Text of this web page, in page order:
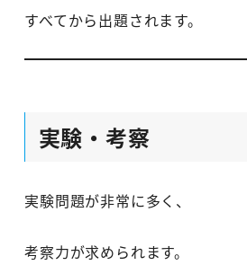
すべてから出題されます。
実験・考察
実験問題が非常に多く、
考察力が求められます。